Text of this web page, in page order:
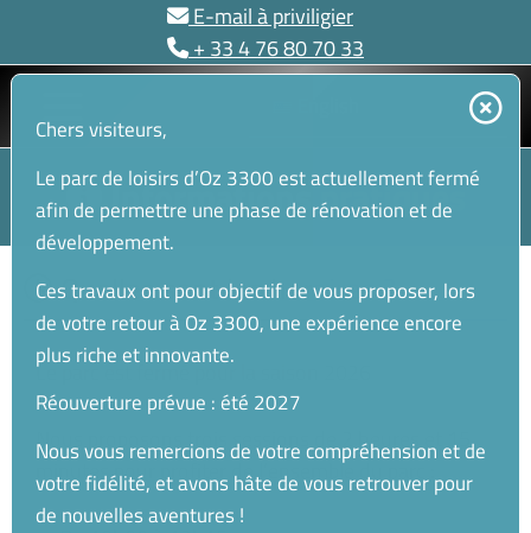
contenu
E-mail à priviligier
+ 33 4 76 80 70 33
Menu
Informations pratiques
Quelles sont les horaires ?
Le parc est fermé pour la saison 2026
Nous proposons trois sessions de 2 heures et 15
minutes pour profiter de l’ensemble du parc :
Chers visiteurs,
Le parc de loisirs d’Oz 3300 est actuellement fermé
afin de permettre une phase de rénovation et de
développement.
Ces travaux ont pour objectif de vous proposer, lors
de votre retour à Oz 3300, une expérience encore
plus riche et innovante.
Réouverture prévue : été 2027
Nous vous remercions de votre compréhension et de
votre fidélité, et avons hâte de vous retrouver pour
de nouvelles aventures !